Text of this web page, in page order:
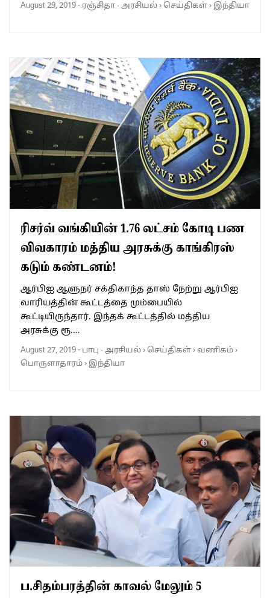
August 29, 2019- ரஞ்சிதா · அரசியல்›செய்திகள்› இந்தியா
ரிசர்வ் வங்கியின் 1.76 லட்சம் கோடி பண
விவகாரம் மத்திய அரசுக்கு காங்கிரஸ்
கடும் கண்டனம்!
ஆர்பிஐ ஆளுநர் சக்திகாந்த தாஸ் நேற்று ஆர்பிஐ
வாரியத்தின் கூட்டத்தை மும்பையில்
கூட்டியிருந்தார். இந்தக் கூட்டத்தில் மத்திய
அரசுக்கு ரூ.…
August 27, 2019- பாபு · அரசியல்›செய்திகள்›வணிகம்›
பொருளாதாரம்› இந்தியா
ப.சிதம்பரத்தின் காவல் மேலும் 5